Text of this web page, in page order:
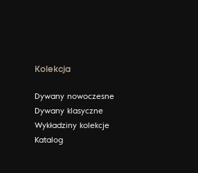
Kolekcja
Dywany nowoczesne
Dywany klasyczne
Wykładziny kolekcje
Katalog